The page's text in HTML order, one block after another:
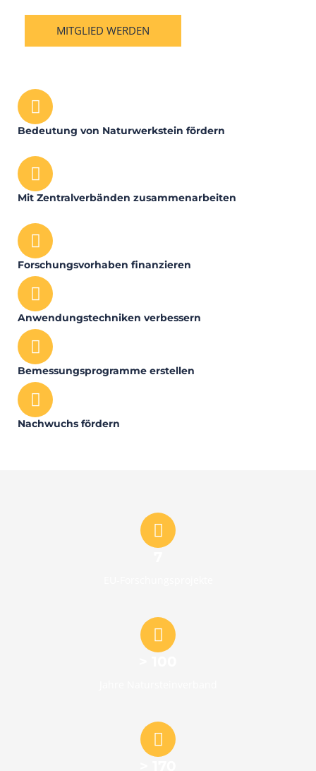
MITGLIED WERDEN
Bedeutung von Naturwerkstein fördern
Mit Zentralverbänden zusammenarbeiten
Forschungsvorhaben finanzieren
Anwendungstechniken verbessern
Bemessungsprogramme erstellen
Nachwuchs fördern